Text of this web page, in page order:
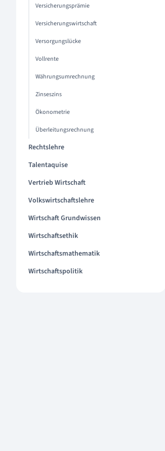
Versicherungsprämie
Versicherungswirtschaft
Versorgungslücke
Vollrente
Währungsumrechnung
Zinseszins
Ökonometrie
Überleitungsrechnung
Rechtslehre
Talentaquise
Vertrieb Wirtschaft
Volkswirtschaftslehre
Wirtschaft Grundwissen
Wirtschaftsethik
Wirtschaftsmathematik
Wirtschaftspolitik